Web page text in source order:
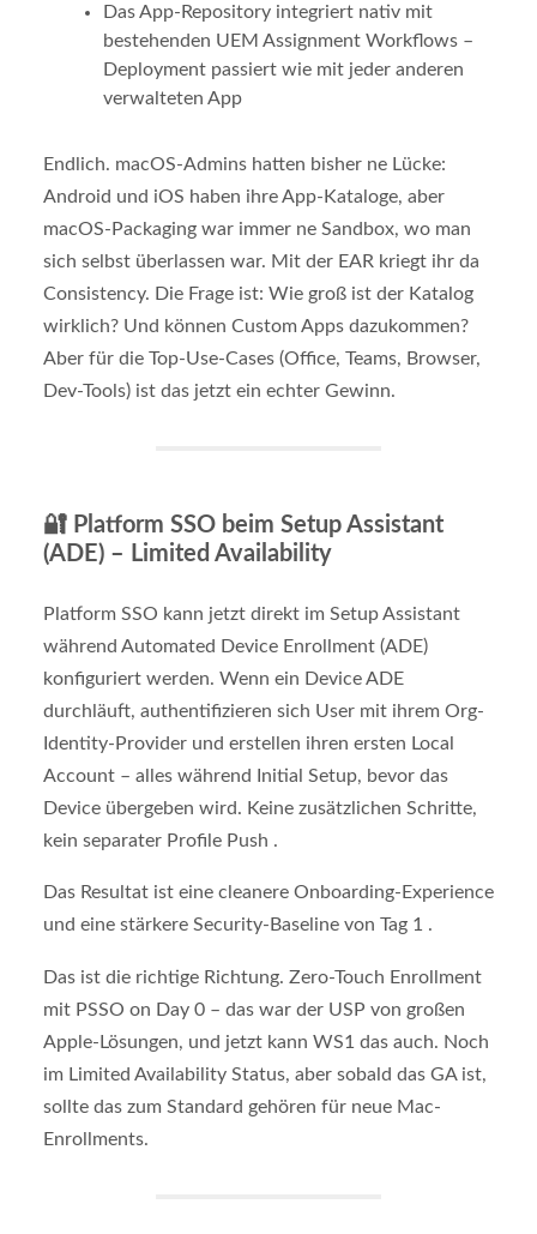
Das App-Repository integriert nativ mit
bestehenden UEM Assignment Workflows –
Deployment passiert wie mit jeder anderen
verwalteten App
Endlich. macOS-Admins hatten bisher ne Lücke:
Android und iOS haben ihre App-Kataloge, aber
macOS-Packaging war immer ne Sandbox, wo man
sich selbst überlassen war. Mit der EAR kriegt ihr da
Consistency. Die Frage ist: Wie groß ist der Katalog
wirklich? Und können Custom Apps dazukommen?
Aber für die Top-Use-Cases (Office, Teams, Browser,
Dev-Tools) ist das jetzt ein echter Gewinn.
🔐 Platform SSO beim Setup Assistant
(ADE) – Limited Availability
Platform SSO kann jetzt direkt im Setup Assistant
während Automated Device Enrollment (ADE)
konfiguriert werden. Wenn ein Device ADE
durchläuft, authentifizieren sich User mit ihrem Org-
Identity-Provider und erstellen ihren ersten Local
Account – alles während Initial Setup, bevor das
Device übergeben wird. Keine zusätzlichen Schritte,
kein separater Profile Push .
Das Resultat ist eine cleanere Onboarding-Experience
und eine stärkere Security-Baseline von Tag 1 .
Das ist die richtige Richtung. Zero-Touch Enrollment
mit PSSO on Day 0 – das war der USP von großen
Apple-Lösungen, und jetzt kann WS1 das auch. Noch
im Limited Availability Status, aber sobald das GA ist,
sollte das zum Standard gehören für neue Mac-
Enrollments.